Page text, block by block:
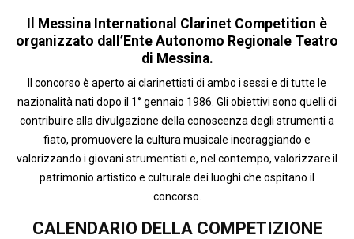
Il Messina International Clarinet Competition è
organizzato dall’Ente Autonomo Regionale Teatro
di Messina.
Il concorso è aperto ai clarinettisti di ambo i sessi e di tutte le
nazionalità nati dopo il 1° gennaio 1986. Gli obiettivi sono quelli di
contribuire alla divulgazione della conoscenza degli strumenti a
fiato, promuovere la cultura musicale incoraggiando e
valorizzando i giovani strumentisti e, nel contempo, valorizzare il
patrimonio artistico e culturale dei luoghi che ospitano il
concorso.
CALENDARIO DELLA COMPETIZIONE